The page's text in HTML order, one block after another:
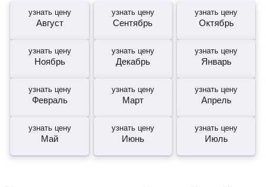
узнать цену
Август
узнать цену
Сентябрь
узнать цену
Октябрь
узнать цену
Ноябрь
узнать цену
Декабрь
узнать цену
Январь
узнать цену
Февраль
узнать цену
Март
узнать цену
Апрель
узнать цену
Май
узнать цену
Июнь
узнать цену
Июль